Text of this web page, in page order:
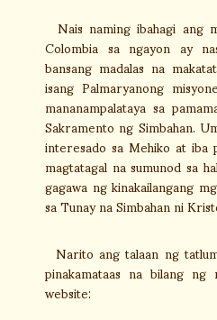
Nais naming ibahagi ang
Colombia sa ngayon ay
bansang madalas na
isang Palmaryanong
mananampalataya sa
Sakramento ng Simbahan.
interesado sa Mehiko at
magtatagal na sumunod sa
gagawa ng kinakailangang
sa Tunay na Simbahan ni
Narito ang talaan ng
pinakamataas na bilang
website: